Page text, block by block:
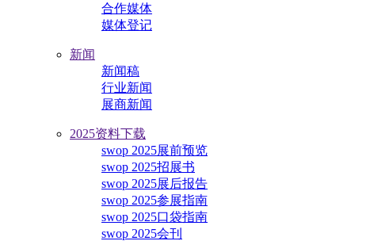
合作媒体
媒体登记
新闻
新闻稿
行业新闻
展商新闻
2025资料下载
swop 2025展前预览
swop 2025招展书
swop 2025展后报告
swop 2025参展指南
swop 2025口袋指南
swop 2025会刊